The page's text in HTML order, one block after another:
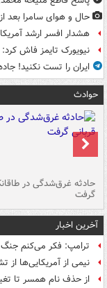
حال و هوای سامرا بعد از
هشدار افسر ارشد
نیویورک تایمز فاش کرد:
ایران را تست نکنید!
حوادث
گرفت
آخرین اخبار
ترامپ: فکر می‌کنم جنگ
نیمی از آمریکایی‌ها
از حذف نام همسر تا